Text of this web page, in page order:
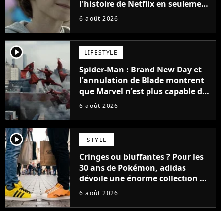
l'histoire de Netflix en seulement
48 jours
6 août 2026
player2 LIFESTYLE
Spider-Man : Brand New Day et
l'annulation de Blade montrent
que Marvel n'est plus capable de
faire quoi que ce soit de simple
6 août 2026
player2 STYLE
Cringes ou bluffantes ? Pour les
30 ans de Pokémon, adidas
dévoile une énorme collection de
sneakers et je ne sais pas quoi en
6 août 2026